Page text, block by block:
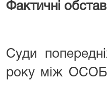
Фактичні
Суди
року між